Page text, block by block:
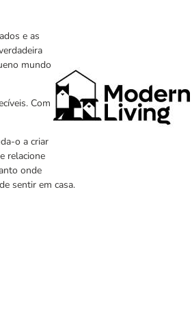
e as
mundo
Com
o a criar
relacione
onde
sentir em casa.